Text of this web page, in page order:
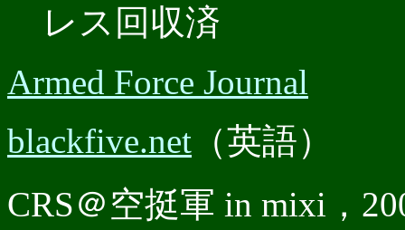
レス回収済
Armed Force Journal
blackfive.net （英語）
CRS＠空挺軍 in mixi，